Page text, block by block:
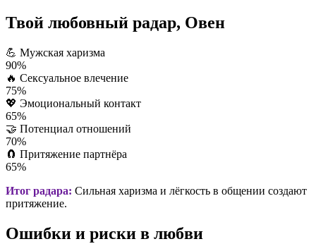
Твой любовный радар, Овен
💪 Мужская харизма
90%
🔥 Сексуальное влечение
75%
💖 Эмоциональный контакт
65%
🤝 Потенциал отношений
70%
🧲 Притяжение партнёра
65%
Итог радара: Сильная харизма и лёгкость в общении создают
притяжение.
Ошибки и риски в любви